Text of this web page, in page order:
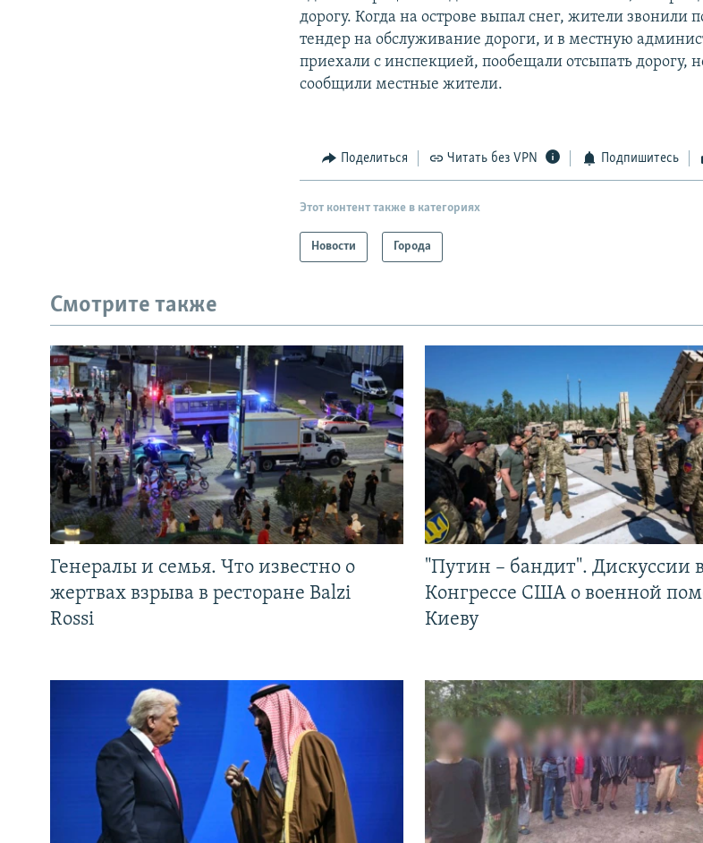
дорогу. Когда на острове выпал снег, жители звонили
тендер на обслуживание дороги, и в местную
приехали с инспекцией, пообещали отсыпать дорогу,
сообщили местные жители.
Поделиться Читать без VPN Подпишитесь
Этот контент также в категориях
Новости Города
Смотрите также
Генералы и семья. Что известно о
жертвах взрыва в ресторане Balzi
Rossi
"Путин – бандит". Дискуссии в
Конгрессе США о военной
Киеву